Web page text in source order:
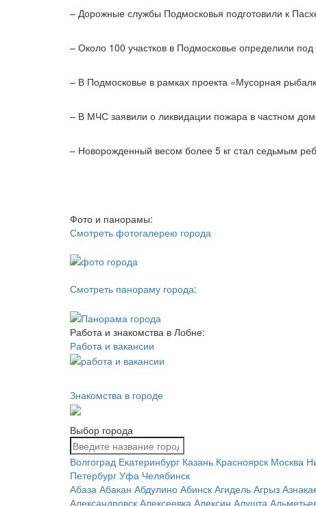
– Дорожные службы Подмосковья подготовили к
– Около 100 участков в Подмосковье определили под
– В Подмосковье в рамках проекта «Мусорная
– В МЧС заявили о ликвидации пожара в частном
– Новорожденный весом более 5 кг стал седьмым
Фото и панорамы:
Смотреть фотогалерею города
Смотреть панораму города:
Работа и знакомства в Лобне:
Работа и вакансии
Знакомства в городе
Выбор города
Волгоград Екатеринбург Казань Красноярск Москва
Петербург Уфа Челябинск
Абаза Абакан Абдулино Абинск Агидель Агрыз
Александровск Алексеевка Алексин Алушта